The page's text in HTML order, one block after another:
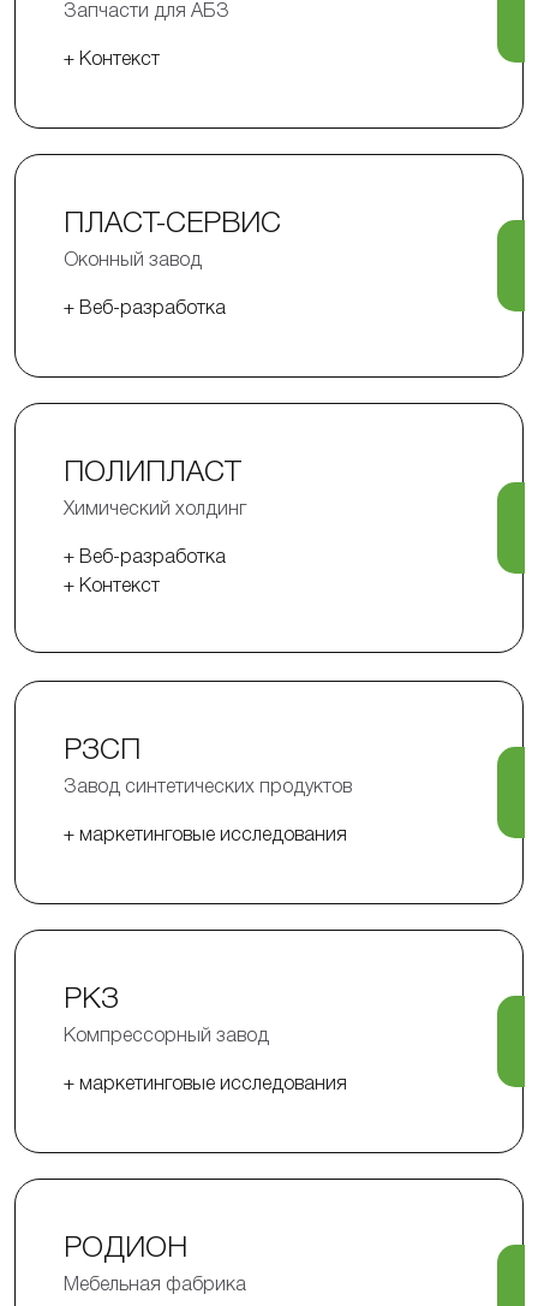
Запчасти для АБЗ
+ Контекст
ПЛАСТ-СЕРВИС
Оконный завод
+ Веб-разработка
ПОЛИПЛАСТ
Химический холдинг
+ Веб-разработка
+ Контекст
РЗСП
Завод синтетических продуктов
+ маркетинговые исследования
РКЗ
Компрессорный завод
+ маркетинговые исследования
РОДИОН
Мебельная фабрика